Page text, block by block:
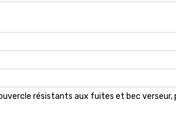
résistants aux fuites et bec